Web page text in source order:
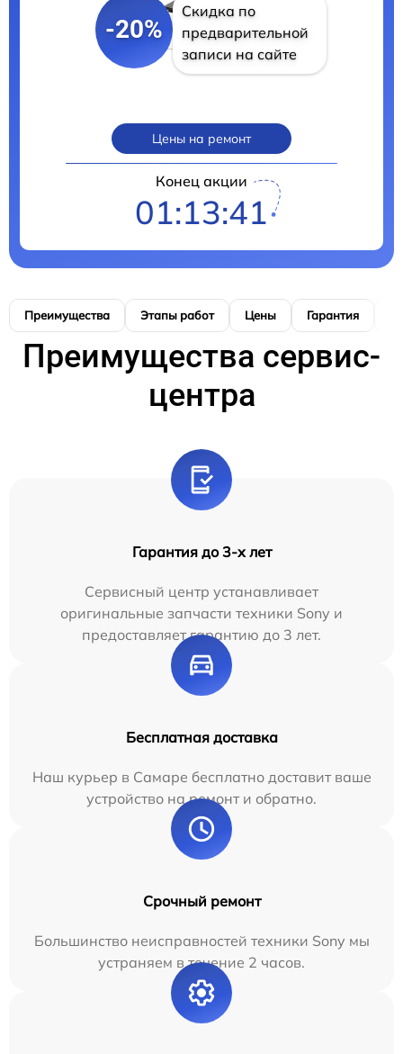
-20%
Скидка по
предварительной
записи на сайте
Цены на ремонт
Конец акции
01:13:40
Преимущества Этапы работ Цены Гарантия
Преимущества сервис-
центра
Гарантия до 3-х лет
Сервисный центр устанавливает
оригинальные запчасти техники Sony и
предоставляет гарантию до 3 лет.
Бесплатная доставка
Наш курьер в Самаре бесплатно доставит ваше
устройство на ремонт и обратно.
Срочный ремонт
Большинство неисправностей техники Sony мы
устраняем в течение 2 часов.